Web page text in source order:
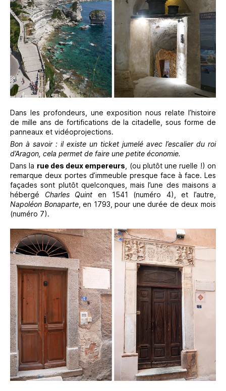
Dans les profondeurs, une exposition nous relate l’histoire
de mille ans de fortifications de la citadelle, sous forme de
panneaux et vidéoprojections.
Bon à savoir : il existe un ticket jumelé avec l’escalier du roi
d’Aragon, cela permet de faire une petite économie.
Dans la rue des deux empereurs , (ou plutôt une ruelle !) on
remarque deux portes d’immeuble presque face à face. Les
façades sont plutôt quelconques, mais l’une des maisons a
hébergé Charles Quint en 1541 (numéro 4), et l’autre,
Napoléon Bonaparte, en 1793, pour une durée de deux mois
(numéro 7).